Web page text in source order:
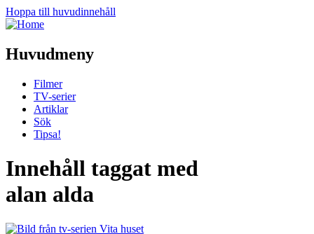
Hoppa till huvudinnehåll
Huvudmeny
Filmer
TV-serier
Artiklar
Sök
Tipsa!
Innehåll taggat med
alan alda